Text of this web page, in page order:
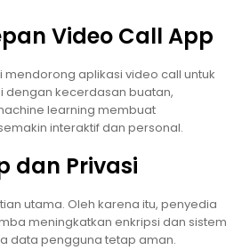
Video Call App
aplikasi video call untuk
dengan kecerdasan buatan,
learning membuat
interaktif dan personal.
dan Privasi
utama. Oleh karena itu, penyedia
meningkatkan enkripsi dan sistem
data pengguna tetap aman.